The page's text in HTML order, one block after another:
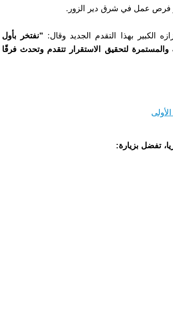
الكبير بهذا التقدم الجديد وقال: "نفتخر بأول
لتحقيق الاستقرار تتقدم وتحدث فرقًا
تفضل بزيارة: